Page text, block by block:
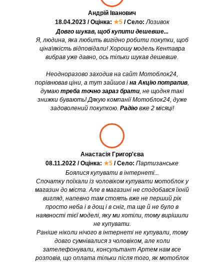
Боялися купувати в інтернеті...
Спочатку поїхали із чоловіком купувати мотоблок у
магазин до міста. Але в магазині не сподобався їхній
вигляд, напевно там стоять вже не перший рік
просто неба і в дощ і в сніг, та ще й не було в
наявності тієї моделі, яку ми хотіли, тому вирішили
не купувати.
Раніше ніколи нічого в інтернеті не купували, тому
довго сумнівалися з чоловіком, але коли
зателефонували, консультант Артем нам все
розповів, що оплата тільки після того, як мотоблок
Анастасія Григор'єва
08.11.2022 / Оцінка: ★5 / Село: Партизанське
Довго шукав, щоб купити дешевше...
Я, людина, яка любить вигідно робити покупки, щоб
ціна\якість відповідали! Хорошу модель Кентавра
вибрав уже давно, ось тільки шукав дешевше.
Неодноразово заходив на сайт Мотоблок24,
порівнював ціни, а тут зайшов і на Акцію потрапив,
думаю треба точно зараз брати, не щодня такі
знижки бувають! Дякую компанії Мотоблок24, дуже
задоволений покупкою. Радіювже 2 місяці!
Андрій Іванович
18.04.2023 / Оцінка: ★5 / Село: Лозивок